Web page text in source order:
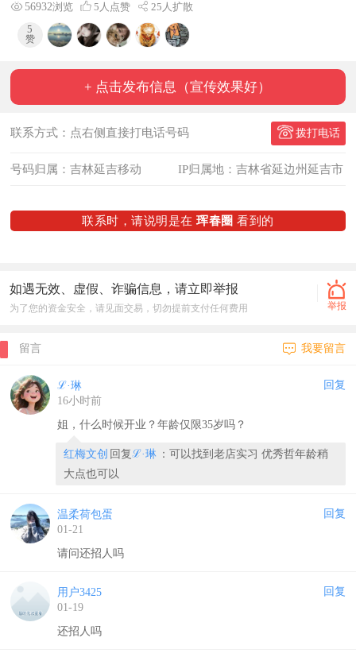
25人扩散
5 人点赞
56932浏览
5
赞
+ 点击发布信息（宣传效果好）
联系方式：点右侧直接打电话号码 拨打电话
号码归属：吉林延吉移动 IP归属地：吉林省延边州延吉市
联系时，请说明是在珲春圈看到的
如遇无效、虚假、诈骗信息，请立即举报
为了您的资金安全，请见面交易，切勿提前支付任何费用 举报
留言 我要留言
ℒ·琳
16小时前
回复
姐，什么时候开业？年龄仅限35岁吗？
红梅文创 回复ℒ·琳 ：可以找到老店实习 优秀哲年龄稍
大点也可以
温柔荷包蛋
01-21
回复
请问还招人吗
用户3425
01-19
回复
还招人吗